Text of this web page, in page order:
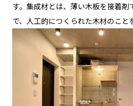
す。 集成材とは、薄い木板を接着剤
で、人工的につくられた木材のこと